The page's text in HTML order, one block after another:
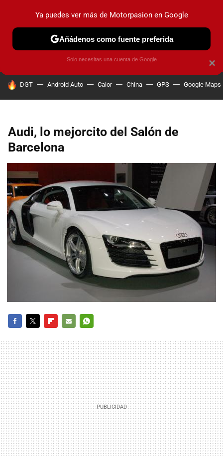
PRUEBAS COCHES ELÉCTRICOS OBSERVATORIO
HOY SE HABLA DE
DGT Android Auto Calor China GPS Google Maps
Audi, lo mejorcito del Salón de
Barcelona
MAIL
×
Ya puedes ver más de Motorpasion en Google
Añádenos como fuente preferida
Solo necesitas una cuenta de Google